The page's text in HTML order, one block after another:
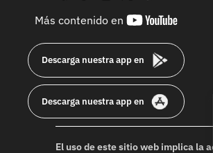
Más contenido en
Descarga nuestra app en
Descarga nuestra app en
El uso de este sitio web implica la